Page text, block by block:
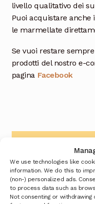
We use technologies like
information. We do this to
(non-) personalized ads.
to process data such as
Not consenting or
livello qualitativo dei
Puoi acquistare anche
le marmellate
Se vuoi restare
prodotti del nostro e-
pagina Facebook